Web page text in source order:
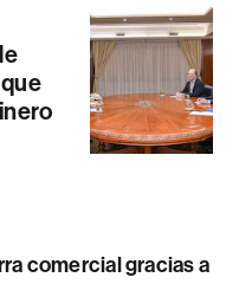
comercial gracias a